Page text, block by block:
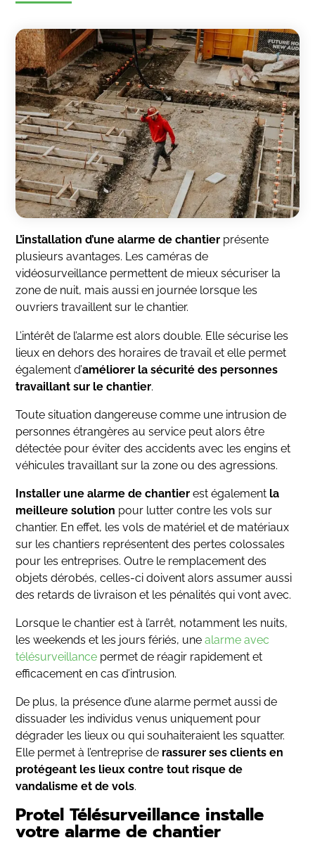
L’installation d’une alarme de chantier présente
plusieurs avantages. Les caméras de
vidéosurveillance permettent de mieux sécuriser la
zone de nuit, mais aussi en journée lorsque les
ouvriers travaillent sur le chantier.
L’intérêt de l’alarme est alors double. Elle sécurise les
lieux en dehors des horaires de travail et elle permet
également d’améliorer la sécurité des personnes
travaillant sur le chantier.
Toute situation dangereuse comme une intrusion de
personnes étrangères au service peut alors être
détectée pour éviter des accidents avec les engins et
véhicules travaillant sur la zone ou des agressions.
Installer une alarme de chantier est également la
meilleure solution pour lutter contre les vols sur
chantier. En effet, les vols de matériel et de matériaux
sur les chantiers représentent des pertes colossales
pour les entreprises. Outre le remplacement des
objets dérobés, celles-ci doivent alors assumer aussi
des retards de livraison et les pénalités qui vont avec.
Lorsque le chantier est à l’arrêt, notamment les nuits,
les weekends et les jours fériés, unealarme avec
télésurveillance permet de réagir rapidement et
efficacement en cas d’intrusion.
De plus, la présence d’une alarme permet aussi de
dissuader les individus venus uniquement pour
dégrader les lieux ou qui souhaiteraient les squatter.
Elle permet à l’entreprise de rassurer ses clients en
protégeant les lieux contre tout risque de
vandalisme et de vols.
Protel Télésurveillance installe
votre alarme de chantier